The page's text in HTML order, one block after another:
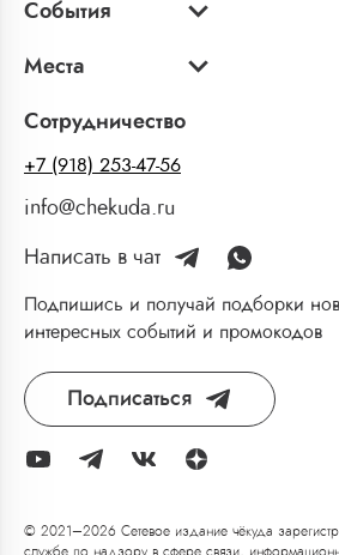
События
Места
Сотрудничество
+7 (918) 253-47-56
info@chekuda.ru
Написать в чат
Подпишись и получай подборки
интересных событий и промокодов
Подписаться
© 2021–2026 Сетевое издание чёкуда
службе по надзору в сфере связи,